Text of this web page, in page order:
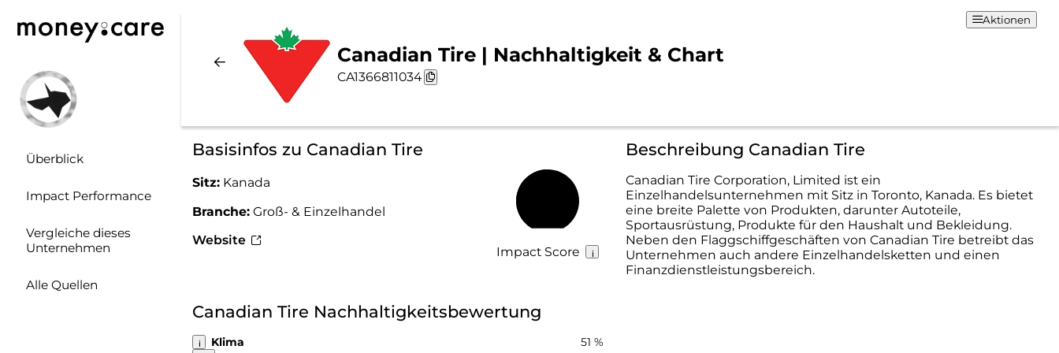
Überblick
Impact Performance
Vergleiche dieses
Unternehmen
Alle Quellen
Canadian Tire | Nachhaltigkeit & Chart
CA1366811034
Aktionen
Basisinfos zu Canadian Tire
Sitz: Kanada
Branche: Groß- & Einzelhandel
Website
Impact Score
Beschreibung Canadian Tire
Canadian Tire Corporation, Limited ist ein
Einzelhandelsunternehmen mit Sitz in Toronto, Kanada. Es bietet
eine breite Palette von Produkten, darunter Autoteile,
Sportausrüstung, Produkte für den Haushalt und Bekleidung.
Neben den Flaggschiffgeschäften von Canadian Tire betreibt das
Unternehmen auch andere Einzelhandelsketten und einen
Finanzdienstleistungsbereich.
Canadian Tire Nachhaltigkeitsbewertung
Klima 51 %